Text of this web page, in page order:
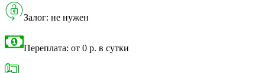
Залог: не нужен
Переплата: от 0 р. в сутки